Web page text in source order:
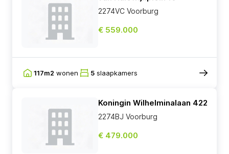
2274VC Voorburg
€ 559.000
117m2 wonen 5 slaapkamers
Koningin Wilhelminalaan 422
2274BJ Voorburg
€ 479.000